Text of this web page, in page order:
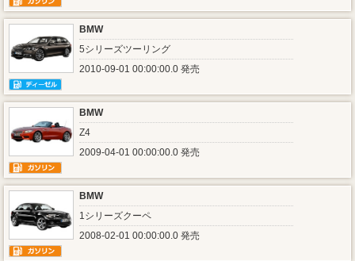
BMW
5シリーズツーリング
2010-09-01 00:00:00.0 発売
BMW
Z4
2009-04-01 00:00:00.0 発売
BMW
1シリーズクーペ
2008-02-01 00:00:00.0 発売